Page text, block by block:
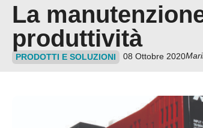
La
produttività
PRODOTTI E SOLUZIONI 08 Ottobre 2020